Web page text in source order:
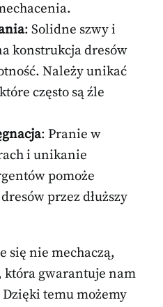
: Solidne szwy i
konstrukcja dresów
Należy unikać
często są źle
: Pranie w
i unikanie
pomoże
przez dłuższy
się nie mechaczą,
która gwarantuje nam
Dzięki temu możemy